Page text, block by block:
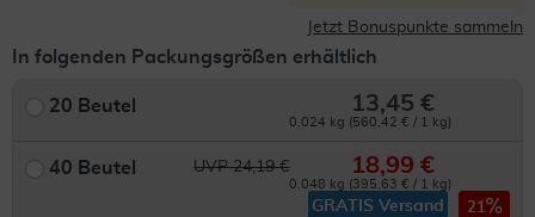
Jetzt Bonuspunkte sammeln
In folgenden Packungsgrößen erhältlich
20 Beutel 13,45 €
0.024 kg (560,42 € / 1 kg)
40 Beutel UVP 24,19 € 18,99 €
0.048 kg (395,63 € / 1 kg)
GRATIS Versand 21